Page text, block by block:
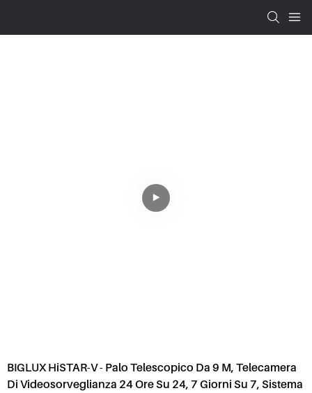
BIGLUX HiSTAR-V - Palo Telescopico Da 9 M, Telecamera
Di Videosorveglianza 24 Ore Su 24, 7 Giorni Su 7, Sistema